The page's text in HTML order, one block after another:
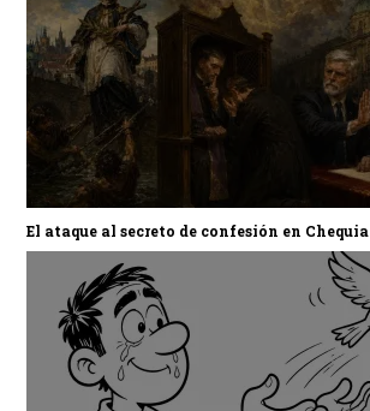
El ataque al secreto de confesión en Chequia